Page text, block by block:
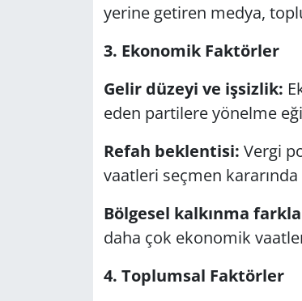
yerine getiren medya,
3. Ekonomik Faktörler
Gelir düzeyi ve işsizlik:
eden partilere yönelme
Refah beklentisi: Vergi
vaatleri seçmen
Bölgesel kalkınma
daha çok ekonomik
4. Toplumsal Faktörler